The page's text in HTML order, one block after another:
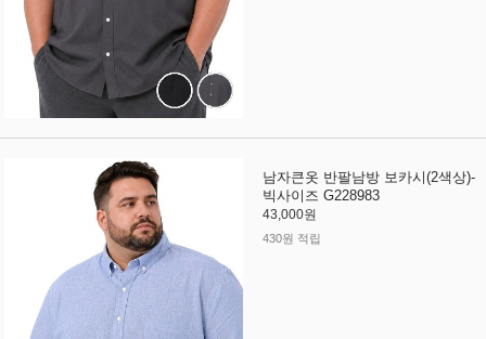
남자큰옷 반팔남방 보카시(2색상)-
빅사이즈 G228983
43,000원
430원 적립